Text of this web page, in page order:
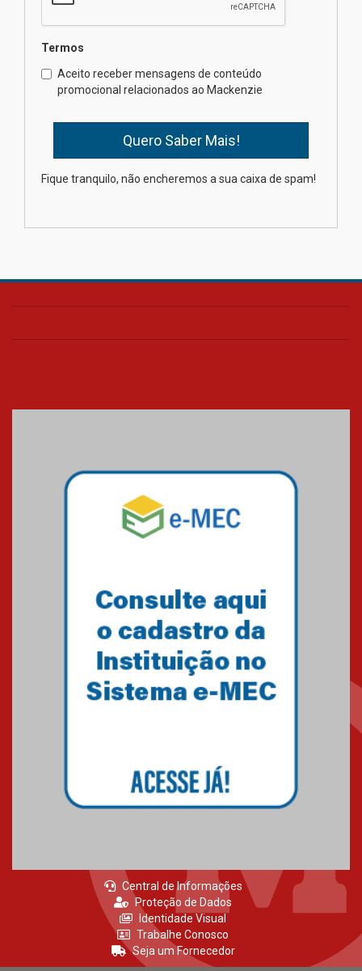
Brasília prepara seus
estudantes para o PAS antes
mesmo do Ensino Médio
na educação dos filhos além da
Termos
Aceito receber mensagens de conteúdo
promocional relacionados ao Mackenzie
Fique tranquilo, não encheremos a sua caixa de spam!
Central de Informações
Proteção de Dados
Identidade Visual
Trabalhe Conosco
Seja um Fornecedor